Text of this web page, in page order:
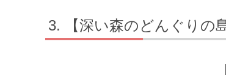
【深い森のどんぐり